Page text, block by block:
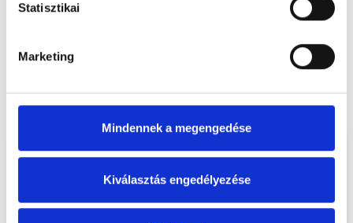
Statisztikai
Marketing
Mindennek a megengedése
Kiválasztás engedélyezése
Autó fóliázás Mobil üvegcsere